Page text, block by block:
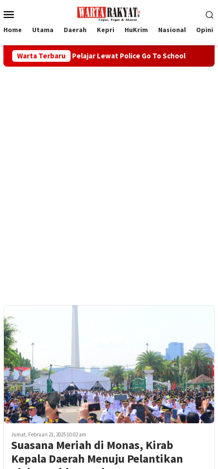
ke
Mobile
Home Utama Daerah Kepri HuKrim Nasional Opini
Warta Terbaru
Karakter Pelajar Lewat Police Go To School
Jumat, Februari 21, 2025 10:02 am
Suasana Meriah di Monas, Kirab
Kepala Daerah Menuju Pelantikan